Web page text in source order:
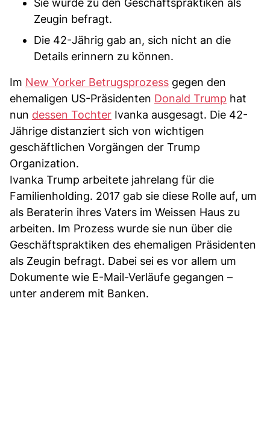
Sie wurde zu den Geschäftspraktiken als
Zeugin befragt.
Die 42-Jährig gab an, sich nicht an die
Details erinnern zu können.
Im New Yorker Betrugsprozess gegen den
ehemaligen US-Präsidenten Donald Trump hat
nun dessen Tochter Ivanka ausgesagt. Die 42-
Jährige distanziert sich von wichtigen
geschäftlichen Vorgängen der Trump
Organization.
Ivanka Trump arbeitete jahrelang für die
Familienholding. 2017 gab sie diese Rolle auf, um
als Beraterin ihres Vaters im Weissen Haus zu
arbeiten. Im Prozess wurde sie nun über die
Geschäftspraktiken des ehemaligen Präsidenten
als Zeugin befragt. Dabei sei es vor allem um
Dokumente wie E-Mail-Verläufe gegangen –
unter anderem mit Banken.